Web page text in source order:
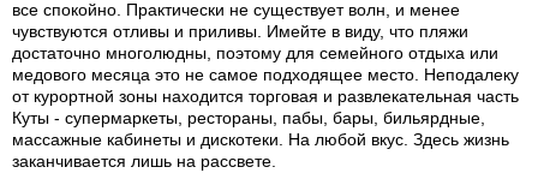
все спокойно. Практически не существует волн, и менее
чувствуются отливы и приливы. Имейте в виду, что пляжи
достаточно многолюдны, поэтому для семейного отдыха или
медового месяца это не самое подходящее место. Неподалеку
от курортной зоны находится торговая и развлекательная часть
Куты - супермаркеты, рестораны, пабы, бары, бильярдные,
массажные кабинеты и дискотеки. На любой вкус. Здесь жизнь
заканчивается лишь на рассвете.